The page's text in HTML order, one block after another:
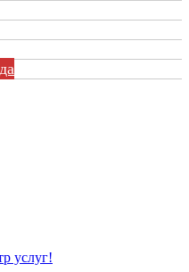
услуг!